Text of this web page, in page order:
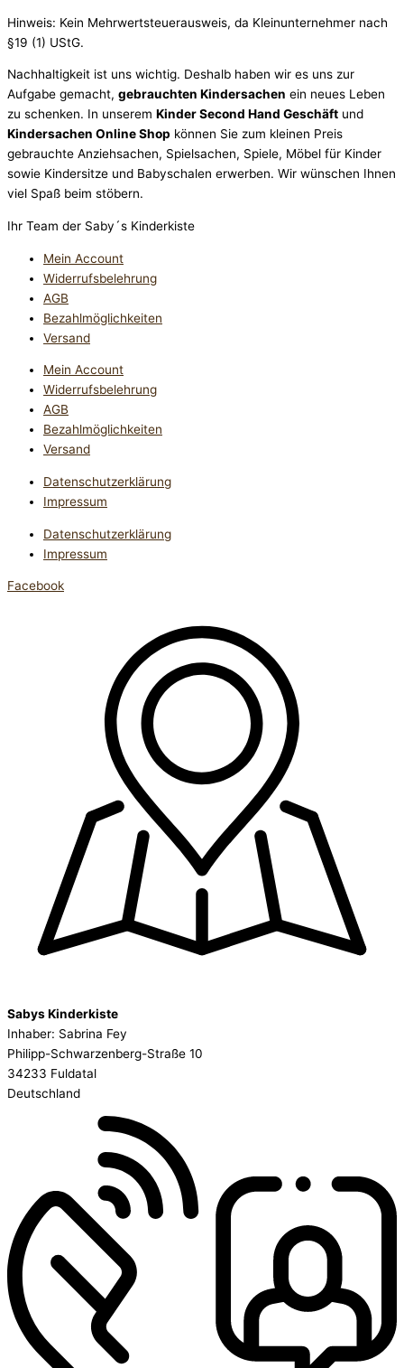
Hinweis: Kein Mehrwertsteuerausweis, da Kleinunternehmer nach
§19 (1) UStG.
Nachhaltigkeit ist uns wichtig. Deshalb haben wir es uns zur
Aufgabe gemacht, gebrauchten Kindersachen ein neues Leben
zu schenken. In unserem Kinder Second Hand Geschäft und
Kindersachen Online Shop können Sie zum kleinen Preis
gebrauchte Anziehsachen, Spiel­sachen, Spiele, Möbel für Kinder
sowie Kindersitze und Babyschalen erwerben. Wir wünschen Ihnen
viel Spaß beim stöbern.
Ihr Team der Saby´s Kinderkiste
Mein Account
Widerrufsbelehrung
AGB
Bezahlmöglichkeiten
Versand
Mein Account
Widerrufsbelehrung
AGB
Bezahlmöglichkeiten
Versand
Datenschutzerklärung
Impressum
Datenschutzerklärung
Impressum
Facebook
Sabys Kinderkiste
Inhaber: Sabrina Fey
Philipp-Schwarzenberg-Straße 10
34233 Fuldatal
Deutschland